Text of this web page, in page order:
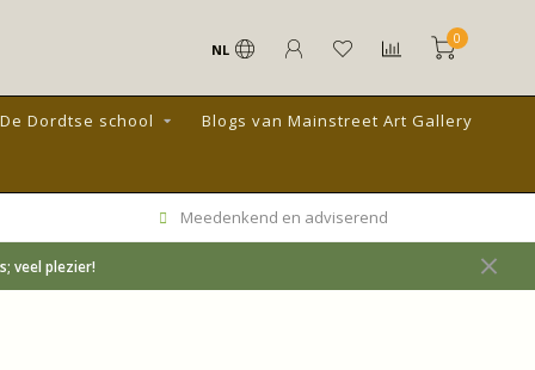
NL
0
De Dordtse school Blogs van Mainstreet Art Gallery
Meedenkend en adviserend
veel plezier!